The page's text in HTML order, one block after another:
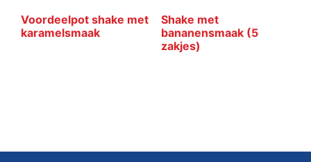
Voordeelpot shake met
karamelsmaak
Shake met
bananensmaak (5
zakjes)